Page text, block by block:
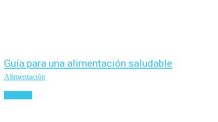
Guía para una alimentación saludable
Alimentación